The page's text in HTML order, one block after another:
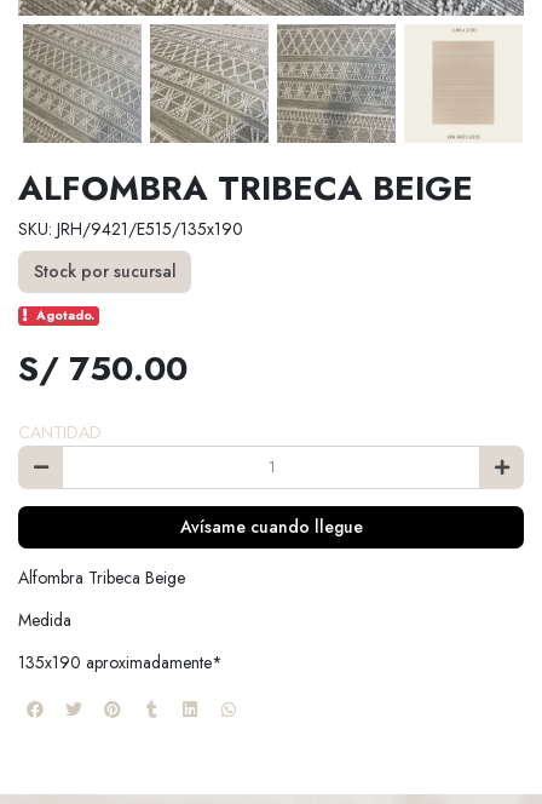
ALFOMBRA TRIBECA BEIGE
SKU: JRH/9421/E515/135x190
Stock por sucursal
Agotado.
S/ 750.00
CANTIDAD
Avísame cuando llegue
Alfombra Tribeca Beige
Medida
135x190 aproximadamente*